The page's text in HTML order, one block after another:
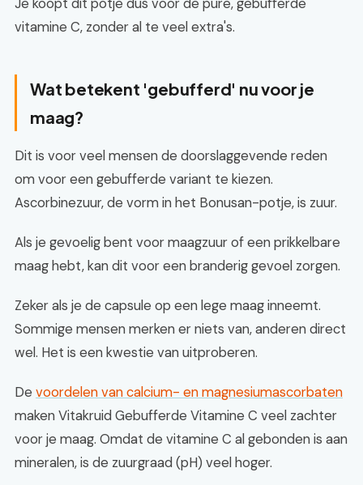
vitamine C, zonder al te veel extra's.
Wat betekent 'gebufferd' nu voor je
maag?
Dit is voor veel mensen de doorslaggevende reden
om voor een gebufferde variant te kiezen.
Ascorbinezuur, de vorm in het Bonusan-potje, is zuur.
Als je gevoelig bent voor maagzuur of een prikkelbare
maag hebt, kan dit voor een branderig gevoel zorgen.
Zeker als je de capsule op een lege maag inneemt.
Sommige mensen merken er niets van, anderen direct
wel. Het is een kwestie van uitproberen.
De voordelen van calcium- en magnesiumascorbaten
maken Vitakruid Gebufferde Vitamine C veel zachter
voor je maag. Omdat de vitamine C al gebonden is aan
mineralen, is de zuurgraad (pH) veel hoger.